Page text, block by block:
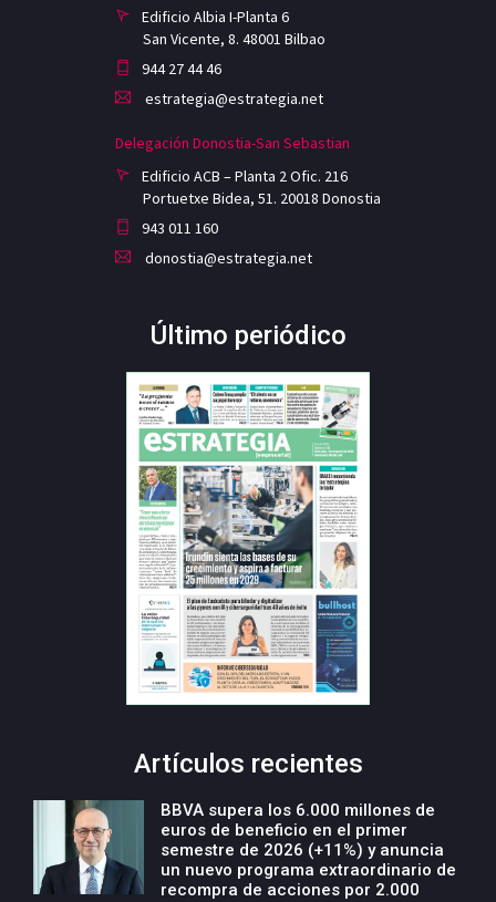
Edificio Albia I-Planta 6
San Vicente, 8. 48001 Bilbao
944 27 44 46
estrategia@estrategia.net
Delegación Donostia-San Sebastian
Edificio ACB – Planta 2 Ofic. 216
Portuetxe Bidea, 51. 20018 Donostia
943 011 160
donostia@estrategia.net
Último periódico
Artículos recientes
BBVA supera los 6.000 millones de
euros de beneficio en el primer
semestre de 2026 (+11%) y anuncia
un nuevo programa extraordinario de
recompra de acciones por 2.000